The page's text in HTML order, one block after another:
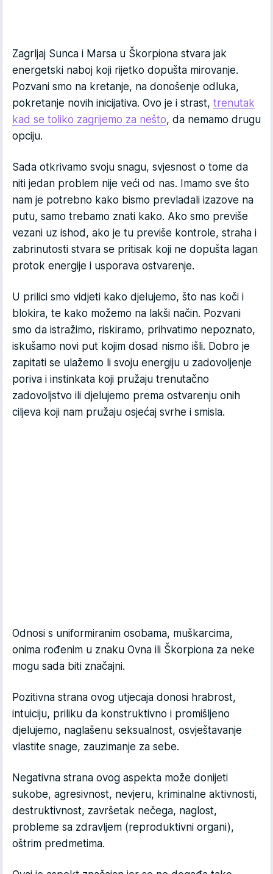
Zagrljaj Sunca i Marsa u Škorpiona stvara jak
energetski naboj koji rijetko dopušta mirovanje.
Pozvani smo na kretanje, na donošenje odluka,
pokretanje novih inicijativa. Ovo je i strast, trenutak
kad se toliko zagrijemo za nešto, da nemamo drugu
opciju.
Sada otkrivamo svoju snagu, svjesnost o tome da
niti jedan problem nije veći od nas. Imamo sve što
nam je potrebno kako bismo prevladali izazove na
putu, samo trebamo znati kako. Ako smo previše
vezani uz ishod, ako je tu previše kontrole, straha i
zabrinutosti stvara se pritisak koji ne dopušta lagan
protok energije i usporava ostvarenje.
U prilici smo vidjeti kako djelujemo, što nas koči i
blokira, te kako možemo na lakši način. Pozvani
smo da istražimo, riskiramo, prihvatimo nepoznato,
iskušamo novi put kojim dosad nismo išli. Dobro je
zapitati se ulažemo li svoju energiju u zadovoljenje
poriva i instinkata koji pružaju trenutačno
zadovoljstvo ili djelujemo prema ostvarenju onih
ciljeva koji nam pružaju osjećaj svrhe i smisla.
Odnosi s uniformiranim osobama, muškarcima,
onima rođenim u znaku Ovna ili Škorpiona za neke
mogu sada biti značajni.
Pozitivna strana ovog utjecaja donosi hrabrost,
intuiciju, priliku da konstruktivno i promišljeno
djelujemo, naglašenu seksualnost, osvještavanje
vlastite snage, zauzimanje za sebe.
Negativna strana ovog aspekta može donijeti
sukobe, agresivnost, nevjeru, kriminalne aktivnosti,
destruktivnost, završetak nečega, naglost,
probleme sa zdravljem (reproduktivni organi),
oštrim predmetima.